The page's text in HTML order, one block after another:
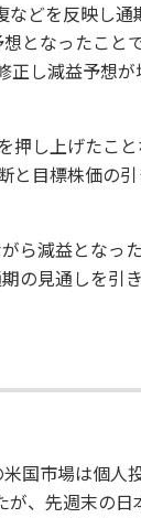
どを反映し
となったこと
し減益予想
押し上げたこ
と目標株価の
ら減益となっ
の見通しを引
国市場は個人
、先週末の